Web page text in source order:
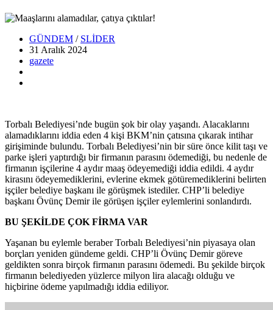
GÜNDEM / SLİDER
31 Aralık 2024
gazete
Torbalı Belediyesi’nde bugün şok bir olay yaşandı. Alacaklarını
alamadıklarını iddia eden 4 kişi BKM’nin çatısına çıkarak intihar
girişiminde bulundu. Torbalı Belediyesi’nin bir süre önce kilit taşı ve
parke işleri yaptırdığı bir firmanın parasını ödemediği, bu nedenle de
firmanın işçilerine 4 aydır maaş ödeyemediği iddia edildi. 4 aydır
kirasını ödeyemediklerini, evlerine ekmek götüremediklerini belirten
işçiler belediye başkanı ile görüşmek istediler. CHP’li belediye
başkanı Övünç Demir ile görüşen işçiler eylemlerini sonlandırdı.
BU ŞEKİLDE ÇOK FİRMA VAR
Yaşanan bu eylemle beraber Torbalı Belediyesi’nin piyasaya olan
borçları yeniden gündeme geldi. CHP’li Övünç Demir göreve
geldikten sonra birçok firmanın parasını ödemedi. Bu şekilde birçok
firmanın belediyeden yüzlerce milyon lira alacağı olduğu ve
hiçbirine ödeme yapılmadığı iddia ediliyor.